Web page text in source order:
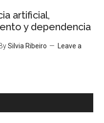
artificial,
y dependencia
Silvia Ribeiro
Leave a